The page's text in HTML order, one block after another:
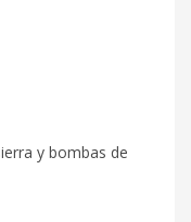
y bombas de